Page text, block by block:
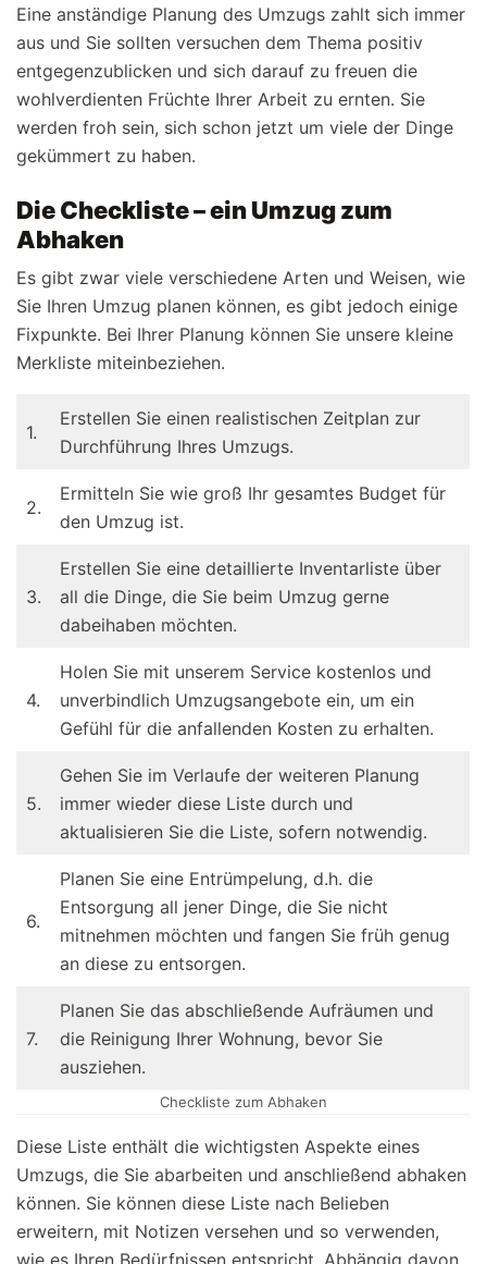
Eine anständige Planung des Umzugs zahlt sich immer
aus und Sie sollten versuchen dem Thema positiv
entgegenzublicken und sich darauf zu freuen die
wohlverdienten Früchte Ihrer Arbeit zu ernten. Sie
werden froh sein, sich schon jetzt um viele der Dinge
gekümmert zu haben.
Die Checkliste – ein Umzug zum
Abhaken
Es gibt zwar viele verschiedene Arten und Weisen, wie
Sie Ihren Umzug planen können, es gibt jedoch einige
Fixpunkte. Bei Ihrer Planung können Sie unsere kleine
Merkliste miteinbeziehen.
1.
Erstellen Sie einen realistischen Zeitplan zur
Durchführung Ihres Umzugs.
2.
Ermitteln Sie wie groß Ihr gesamtes Budget für
den Umzug ist.
3.
Erstellen Sie eine detaillierte Inventarliste über
all die Dinge, die Sie beim Umzug gerne
dabeihaben möchten.
4.
Holen Sie mit unserem Service kostenlos und
unverbindlich Umzugsangebote ein, um ein
Gefühl für die anfallenden Kosten zu erhalten.
5.
Gehen Sie im Verlaufe der weiteren Planung
immer wieder diese Liste durch und
aktualisieren Sie die Liste, sofern notwendig.
6.
Planen Sie eine Entrümpelung, d.h. die
Entsorgung all jener Dinge, die Sie nicht
mitnehmen möchten und fangen Sie früh genug
an diese zu entsorgen.
7.
Planen Sie das abschließende Aufräumen und
die Reinigung Ihrer Wohnung, bevor Sie
ausziehen.
Checkliste zum Abhaken
Diese Liste enthält die wichtigsten Aspekte eines
Umzugs, die Sie abarbeiten und anschließend abhaken
können. Sie können diese Liste nach Belieben
erweitern, mit Notizen versehen und so verwenden,
wie es Ihren Bedürfnissen entspricht. Abhängig davon,